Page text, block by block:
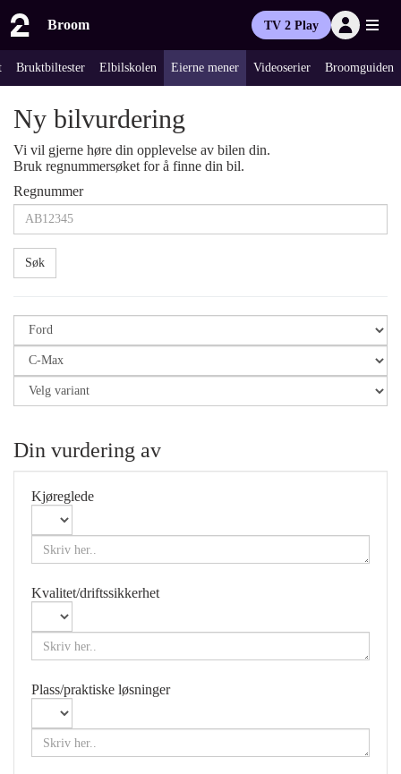
Broom TV 2 Play
Bruktbiltester Elbilskolen Eierne mener Videoserier Broomguiden
Ny bilvurdering
Vi vil gjerne høre din opplevelse av bilen din.
Bruk regnummersøket for å finne din bil.
Regnummer
Søk
Din vurdering av
Kjøreglede
Kvalitet/driftssikkerhet
Plass/praktiske løsninger